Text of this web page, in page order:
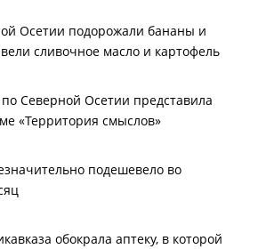
Осетии подорожали бананы и
сливочное масло и картофель
Северной Осетии представила
«Территория смыслов»
подешевело во
обокрала аптеку, в которой